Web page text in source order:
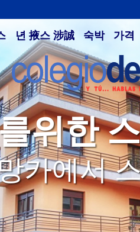
년 掖스 涉誠 숙박 가격
위한
카에서